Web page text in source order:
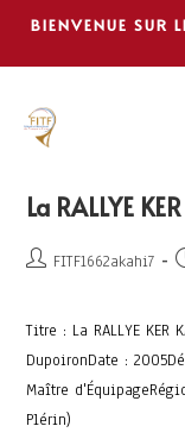
BIENVENUE SUR
La RALLYE
FITF1662akahi7
Titre : La RALLYE KER
DupoironDate :
Maître
Plérin)